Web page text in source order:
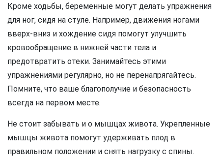
Кроме ходьбы, беременные могут делать упражнения
для ног, сидя на стуле. Например, движения ногами
вверх-вниз и хождение сидя помогут улучшить
кровообращение в нижней части тела и
предотвратить отеки. Занимайтесь этими
упражнениями регулярно, но не перенапрягайтесь.
Помните, что ваше благополучие и безопасность
всегда на первом месте.
Не стоит забывать и о мышцах живота. Укрепленные
мышцы живота помогут удерживать плод в
правильном положении и снять нагрузку с спины.